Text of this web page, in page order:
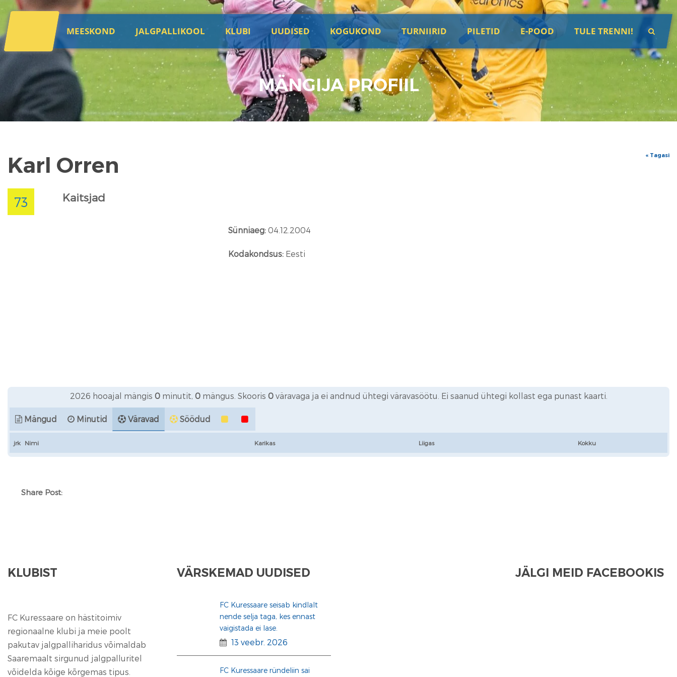
MEESKOND JALGPALLIKOOL KLUBI UUDISED KOGUKOND TURNIIRID PILETID E-POOD TULE TRENNI!
MÄNGIJA PROFIIL
Karl Orren « Tagasi
73 Kaitsjad
Sünniaeg:04.12.2004
Kodakondsus:Eesti
2026 hooajal mängis 0 minutit, 0 mängus. Skooris 0väravaga ja ei andnud ühtegi väravasöötu. Ei saanud ühtegi kollast ega punast kaarti.
Mängud Minutid Väravad Söödud
jrk Nimi Karikas Liigas Kokku
Share Post:
KLUBIST
FC Kuressaare on hästitoimiv
regionaalne klubi ja meie poolt
pakutav jalgpalliharidus võimaldab
Saaremaalt sirgunud jalgpalluritel
võidelda kõige kõrgemas tipus.
VÄRSKEMAD UUDISED
FC Kuressaare seisab kindlalt
nende selja taga, kes ennast
vaigistada ei lase.
13 veebr. 2026
FC Kuressaare ründeliin sai
JÄLGI MEID FACEBOOKIS